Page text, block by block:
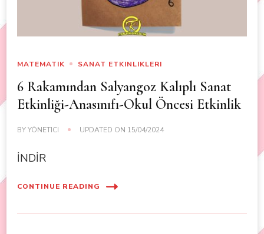
MATEMATIK SANAT ETKINLIKLERI
6 Rakamından Salyangoz Kalıplı Sanat
Etkinliği-Anasınıfı-Okul Öncesi Etkinlik
BYYÖNETICI UPDATED ON 15/04/2024
İNDİR
CONTINUE READING